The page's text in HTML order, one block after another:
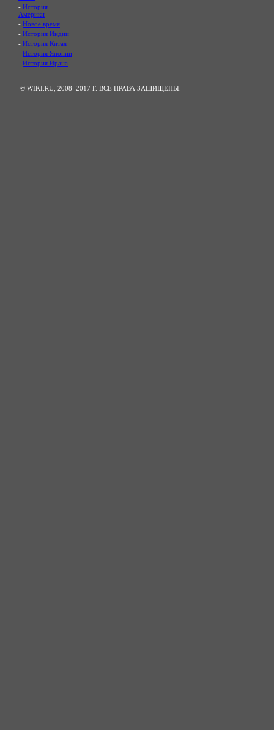
- История
Америки
- Новое время
- История Индии
- История Китая
- История Японии
- История Ирана
© WIKI.RU, 2008–2017 Г. ВСЕ ПРАВА ЗАЩИЩЕНЫ.